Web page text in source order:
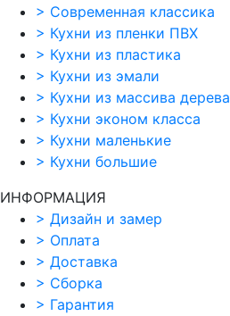
> Современная классика
> Кухни из пленки ПВХ
> Кухни из пластика
> Кухни из эмали
> Кухни из массива дерева
> Кухни эконом класса
> Кухни маленькие
> Кухни большие
ИНФОРМАЦИЯ
> Дизайн и замер
> Оплата
> Доставка
> Сборка
> Гарантия